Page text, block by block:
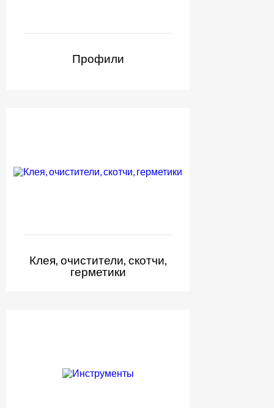
Профили
Клея, очистители, скотчи,
герметики